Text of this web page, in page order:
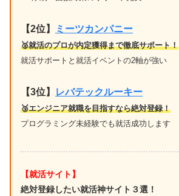
【2位】 ミーツカンパニー
🥈就活のプロが内定獲得まで徹底サポート！
就活サポートと就活イベントの2軸が強い
【3位】 レバテックルーキー
🥉エンジニア就職を目指すなら絶対登録！
プログラミング未経験でも就活成功します
【就活サイト】
絶対登録したい就活神サイト３選！